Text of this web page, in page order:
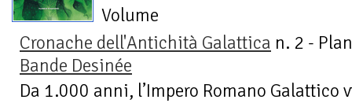
Volume
Cronache dell'Antichità Galattica n. 2 -
Bande Desinée
Da 1.000 anni, l’Impero Romano Galattico